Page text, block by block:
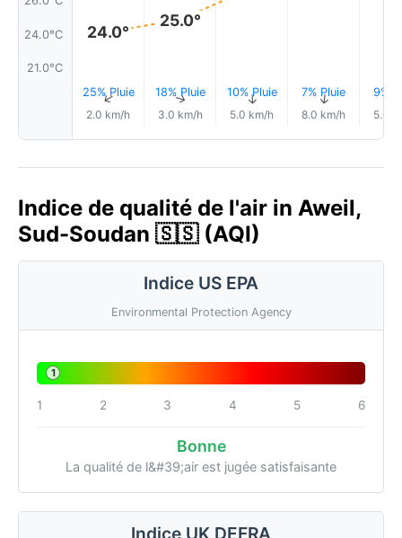
24.0°C
21.0°C
24.0°
25% Pluie
↑
2.0 km/h
25.0°
18% Pluie
↑
3.0 km/h
10% Pluie
↑
5.0 km/h
7% Pluie
↑
8.0 km/h
9%
5.0
Indice de qualité de l'air in Aweil,
Sud-Soudan 🇸🇸 (AQI)
Indice US EPA
Environmental Protection Agency
1
1 2 3 4 5 6
Bonne
La qualité de l&#39;air est jugée satisfaisante
Indice UK DEFRA